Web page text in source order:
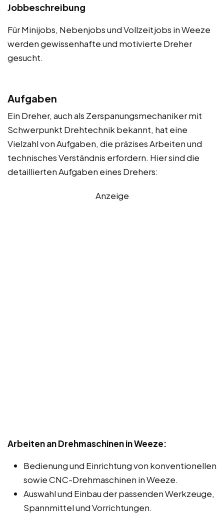
Jobbeschreibung
Für Minijobs, Nebenjobs und Vollzeitjobs in Weeze
werden gewissenhafte und motivierte Dreher
gesucht.
Aufgaben
Ein Dreher, auch als Zerspanungsmechaniker mit
Schwerpunkt Drehtechnik bekannt, hat eine
Vielzahl von Aufgaben, die präzises Arbeiten und
technisches Verständnis erfordern. Hier sind die
detaillierten Aufgaben eines Drehers:
Anzeige
Arbeiten an Drehmaschinen in Weeze:
Bedienung und Einrichtung von konventionellen
sowie CNC-Drehmaschinen in Weeze.
Auswahl und Einbau der passenden Werkzeuge,
Spannmittel und Vorrichtungen.